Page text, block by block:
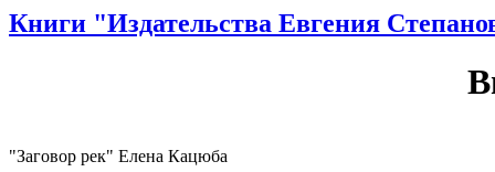
Книги "Издательства Евгения
"Заговор рек" Елена Кацюба